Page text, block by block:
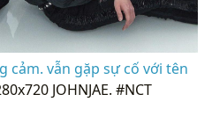
cảm. vẫn gặp sự cố với tên
JOHNJAE. #NCT